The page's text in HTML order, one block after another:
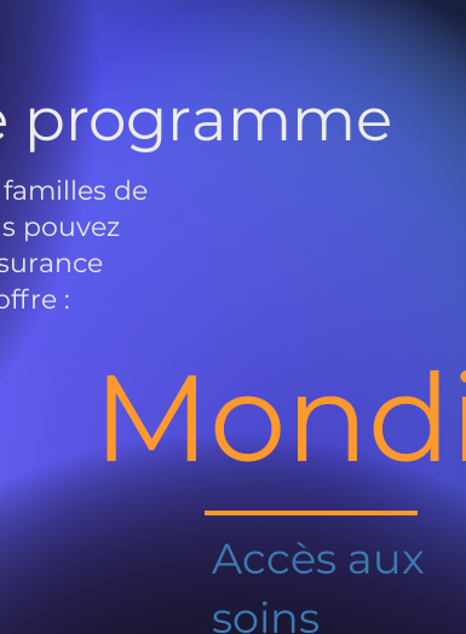
programme
de
pouvez
:
Accès aux
soins